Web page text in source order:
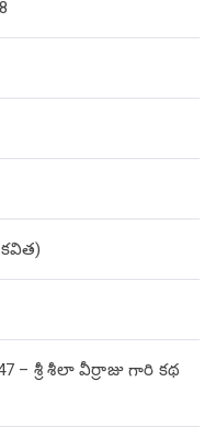
– శ్రీ శీలా వీర్రాజు గారి కథ